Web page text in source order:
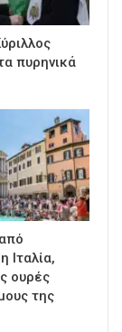
πυρηνικά
Ιταλία,
ουρές
της